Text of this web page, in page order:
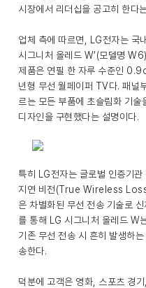
시장에서 리더십을 공고히 한다
업체 측에 따르면, LG전자는 국
시그니처 올레드 W’(모델명
제품은 연필 한 자루 수준인
년형 무선 월페이퍼 TV다. 패널
르는 모든 부품에 초슬림화 기
디자인을 구현했다는 설명이다.
특히 LG전자는 글로벌 인증기
지연 비전(True Wireless
은 차별화된 무선 전송 기술로
를 통해 LG 시그니처 올레드 W
기존 무선 전송 시 흔히 발생하
송한다.
덕분에 고객은 영화, 스포츠 경